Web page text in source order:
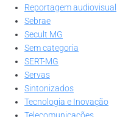
Reportagem audiovisual
Sebrae
Secult MG
Sem categoria
SERT-MG
Servas
Sintonizados
Tecnologia e Inovação